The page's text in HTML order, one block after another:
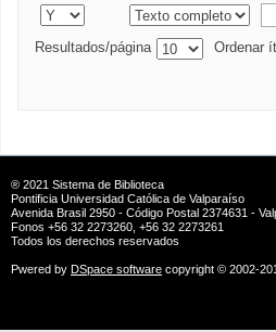
Resultados/página Ordenar
® 2021 Sistema de Biblioteca
Pontificia Universidad Católica de Valparaíso
Avenida Brasil 2950 - Código Postal 2374631 -
Fonos +56 32 2273260, +56 32 2273261
Todos los derechos reservados
Pwered by DSpace software copyright © 2002-